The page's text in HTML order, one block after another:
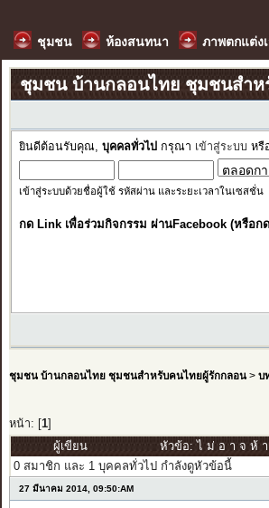
ชุมชน ห้องสนทนา ภาพตกแต่ง
ชุมชน บ้านกลอนไทย ชุมชนสำห
ยินดีต้อนรับคุณ, บุคคลทั่วไป กรุณา เข้าสู่ระบบ หรื
เข้าสู่ระบบด้วยชื่อผู้ใช้ รหัสผ่าน และระยะเวลาในเซสชั่น
กด Link เพื่อร่วมกิจกรรม ผ่านFacebook (หรือ
ชุมชน บ้านกลอนไทย ชุมชนสำหรับคนไทยผู้รักกลอน> บ
หน้า: [ 1]
ผู้เขียน
หัวข้อ: ไ ม่ อ า จ ห้
0 สมาชิก และ 1 บุคคลทั่วไป กำลังดูหัวข้อนี้
27 มีนาคม 2014, 09:50:AM